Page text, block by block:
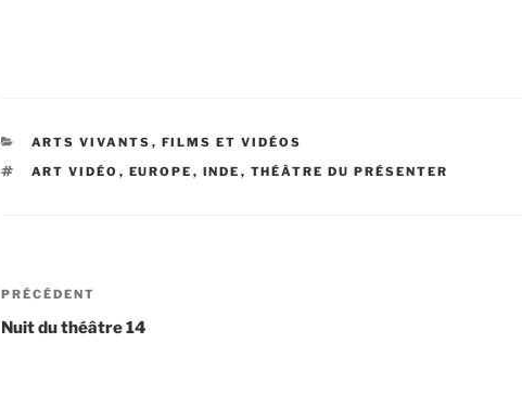
CATÉGORIES
ARTS VIVANTS , FILMS ET VIDÉOS
ÉTIQUETTES
ART VIDÉO , EUROPE , INDE , THÉÂTRE DU PRÉSENTER
Navigation
de
Article
précédent
PRÉCÉDENT
Nuit du théâtre 14